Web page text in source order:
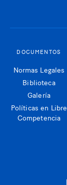
DOCUMENTOS
Normas Legales
Biblioteca
Galería
Políticas en Libre
Competencia